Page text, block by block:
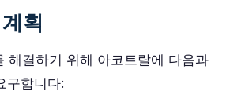
획
해결하기 위해 아코트랄에 다음과
구합니다: